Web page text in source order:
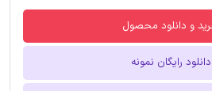
و دانلود محصول
دانلود رایگان نمونه